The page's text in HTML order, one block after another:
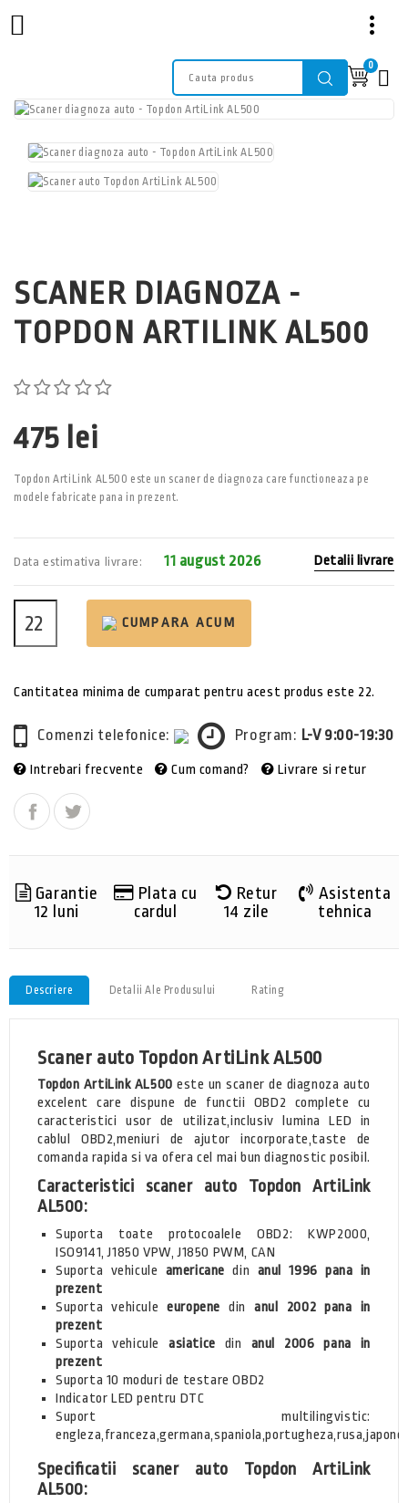

0

SCANER DIAGNOZA -
TOPDON ARTILINK AL500
475 lei
Topdon ArtiLink AL500 este un scaner de diagnoza care functioneaza pe
modele fabricate pana in prezent.
Data estimativa livrare: 11 august 2026 Detalii livrare
CUMPARA ACUM
Cantitatea minima de cumparat pentru acest produs este 22.
Comenzi telefonice: Program: L-V 9:00-19:30
Intrebari frecvente Cum comand? Livrare si retur
Garantie
12 luni
Plata cu
cardul
Retur
14 zile
Asistenta
tehnica
Descriere Detalii Ale Produsului Rating
Scaner auto Topdon ArtiLink AL500
Topdon ArtiLink AL500este un scaner de diagnoza auto
excelent care dispune de functii OBD2 complete cu
caracteristici usor de utilizat,inclusiv lumina LED in
cablul OBD2,meniuri de ajutor incorporate,taste de
comanda rapida si va ofera cel mai bun diagnostic posibil.
Caracteristici scaner auto Topdon ArtiLink
AL500:
Suporta toate protocoalele OBD2: KWP2000,
ISO9141, J1850 VPW, J1850 PWM, CAN
Suporta vehicule americane din anul 1996 pana in
prezent
Suporta vehiculeeuropene dinanul 2002 pana in
prezent
Suporta vehicule asiatice din anul 2006 pana in
prezent
Suporta 10 moduri de testare OBD2
Indicator LED pentru DTC
Suport multilingvistic:
Specificatii scaner auto Topdon ArtiLink
AL500: